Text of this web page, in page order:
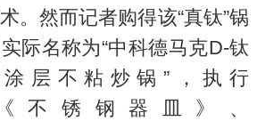
。然而记者购得该“真钛”锅
际名称为“中科德马克D-钛
层不粘炒锅”，执行
《不锈钢器皿》、